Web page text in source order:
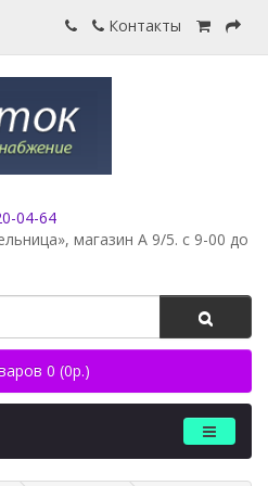
Контакты
04-64
магазин А 9/5. с 9-00 до
0 (0р.)